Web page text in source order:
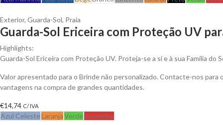
Exterior, Guarda-Sol, Praia
Guarda-Sol Ericeira com Proteção UV
Highlights:
Guarda-Sol Ericeira com Proteção UV. Proteja-se a si e à sua Família do
Valor apresentado para o Brinde não personalizado. Contacte-nos para
vantagens na compra de grandes quantidades.
€14,74 C/ IVA
Azul CelesteLaranjaVerdeVermelho